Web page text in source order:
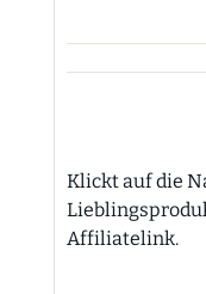
Klickt auf die Namen, um zu meinen
Affiliatelink.